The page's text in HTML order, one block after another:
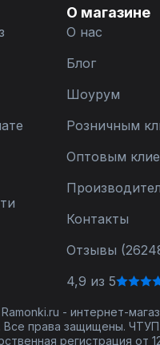
О магазине
О нас
Блог
Шоурум
Розничным
Оптовым
Контакты
Отзывы
4,9 из 5
- интернет-
права защищены. ЧТУП
регистрация от